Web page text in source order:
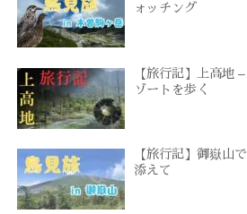
ォッチング
【旅行記】上高地
ゾートを歩く
【旅行記】御嶽山
添えて